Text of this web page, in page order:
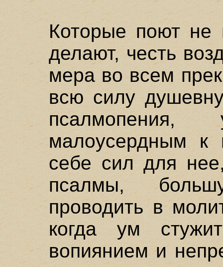
Которые поют не
делают, честь
мера во всем
всю силу
малоусердным к
себе сил для
псалмы,
проводить в
когда ум
вопиянием и